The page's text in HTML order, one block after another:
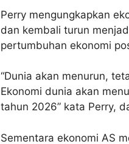
Perry mengungkapkan
dan kembali turun
pertumbuhan ekonomi
“Dunia akan menurun,
Ekonomi dunia akan
tahun 2026” kata Perry,
Sementara ekonomi AS